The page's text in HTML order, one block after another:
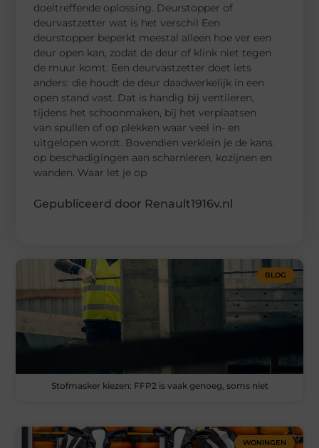
doeltreffende oplossing. Deurstopper of
deurvastzetter wat is het verschil Een
deurstopper beperkt meestal alleen hoe ver een
deur open kan, zodat de deur of klink niet tegen
de muur komt. Een deurvastzetter doet iets
anders: die houdt de deur daadwerkelijk in een
open stand vast. Dat is handig bij ventileren,
tijdens het schoonmaken, bij het verplaatsen
van spullen of op plekken waar veel in- en
uitgelopen wordt. Bovendien verklein je de kans
op beschadigingen aan scharnieren, kozijnen en
wanden. Waar let je op
Gepubliceerd door Renault1916v.nl
BLOG
Stofmasker kiezen: FFP2 is vaak genoeg, soms niet
WONINGEN